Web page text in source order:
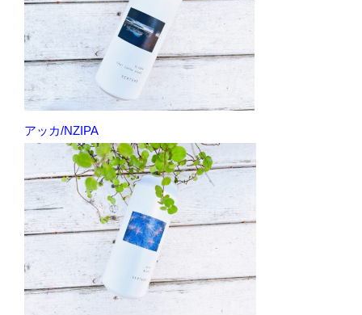
アッカ/NZIPA